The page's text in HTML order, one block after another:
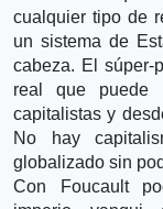
cualquier tipo de
un sistema de
cabeza. El súper-
real que puede
capitalistas y
No hay
globalizado sin
Con Foucault